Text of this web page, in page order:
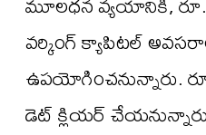
వర్కింగ్ క్యాపిటల్
ఉపయోగించనున్నారు.
డెట్ క్లియర్